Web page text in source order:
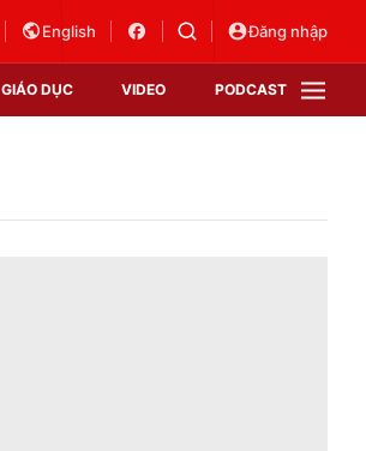
English Đăng nhập
GIÁO DỤC VIDEO PODCAST
VTV Sức khoẻ